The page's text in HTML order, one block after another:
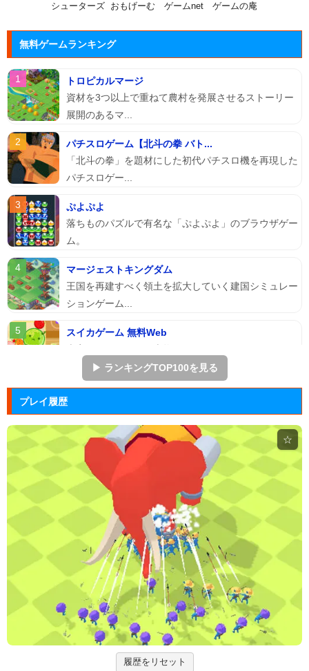
シューターズ おもげーむ ゲームnet ゲームの庵
無料ゲームランキング
トロピカルマージ
資材を3つ以上で重ねて農村を発展させるストーリー
展開のあるマ...
パチスロゲーム【北斗の拳 バト...
「北斗の拳」を題材にした初代パチスロ機を再現した
パチスロゲー...
ぷよぷよ
落ちものパズルで有名な「ぷよぷよ」のブラウザゲー
ム。
マージェストキングダム
王国を再建すべく領土を拡大していく建国シミュレー
ションゲーム...
スイカゲーム 無料Web
本家スイカゲームを本物そっくりに再現したScratch
のスイ...
回転する球体をリズムに合わせてクリックして進ませ
る音楽ゲーム...
物を吸い込むことで巨大化する穴が、街全体を吸い落
とすアクショ...
エヴァンゲリオン まごころを、...
実機スロット「エヴァンゲリオン まごころを、君
に」をシミュレ...
Arkanoid
タイトーが開発したアーケードゲーム「アルカノイ
ド」の無料ゲー...
ズーキーパー2
動物たちを3匹以上にして捕まえていくパズルゲー
▶ ランキングTOP100を見る
プレイ履歴
☆
履歴をリセット